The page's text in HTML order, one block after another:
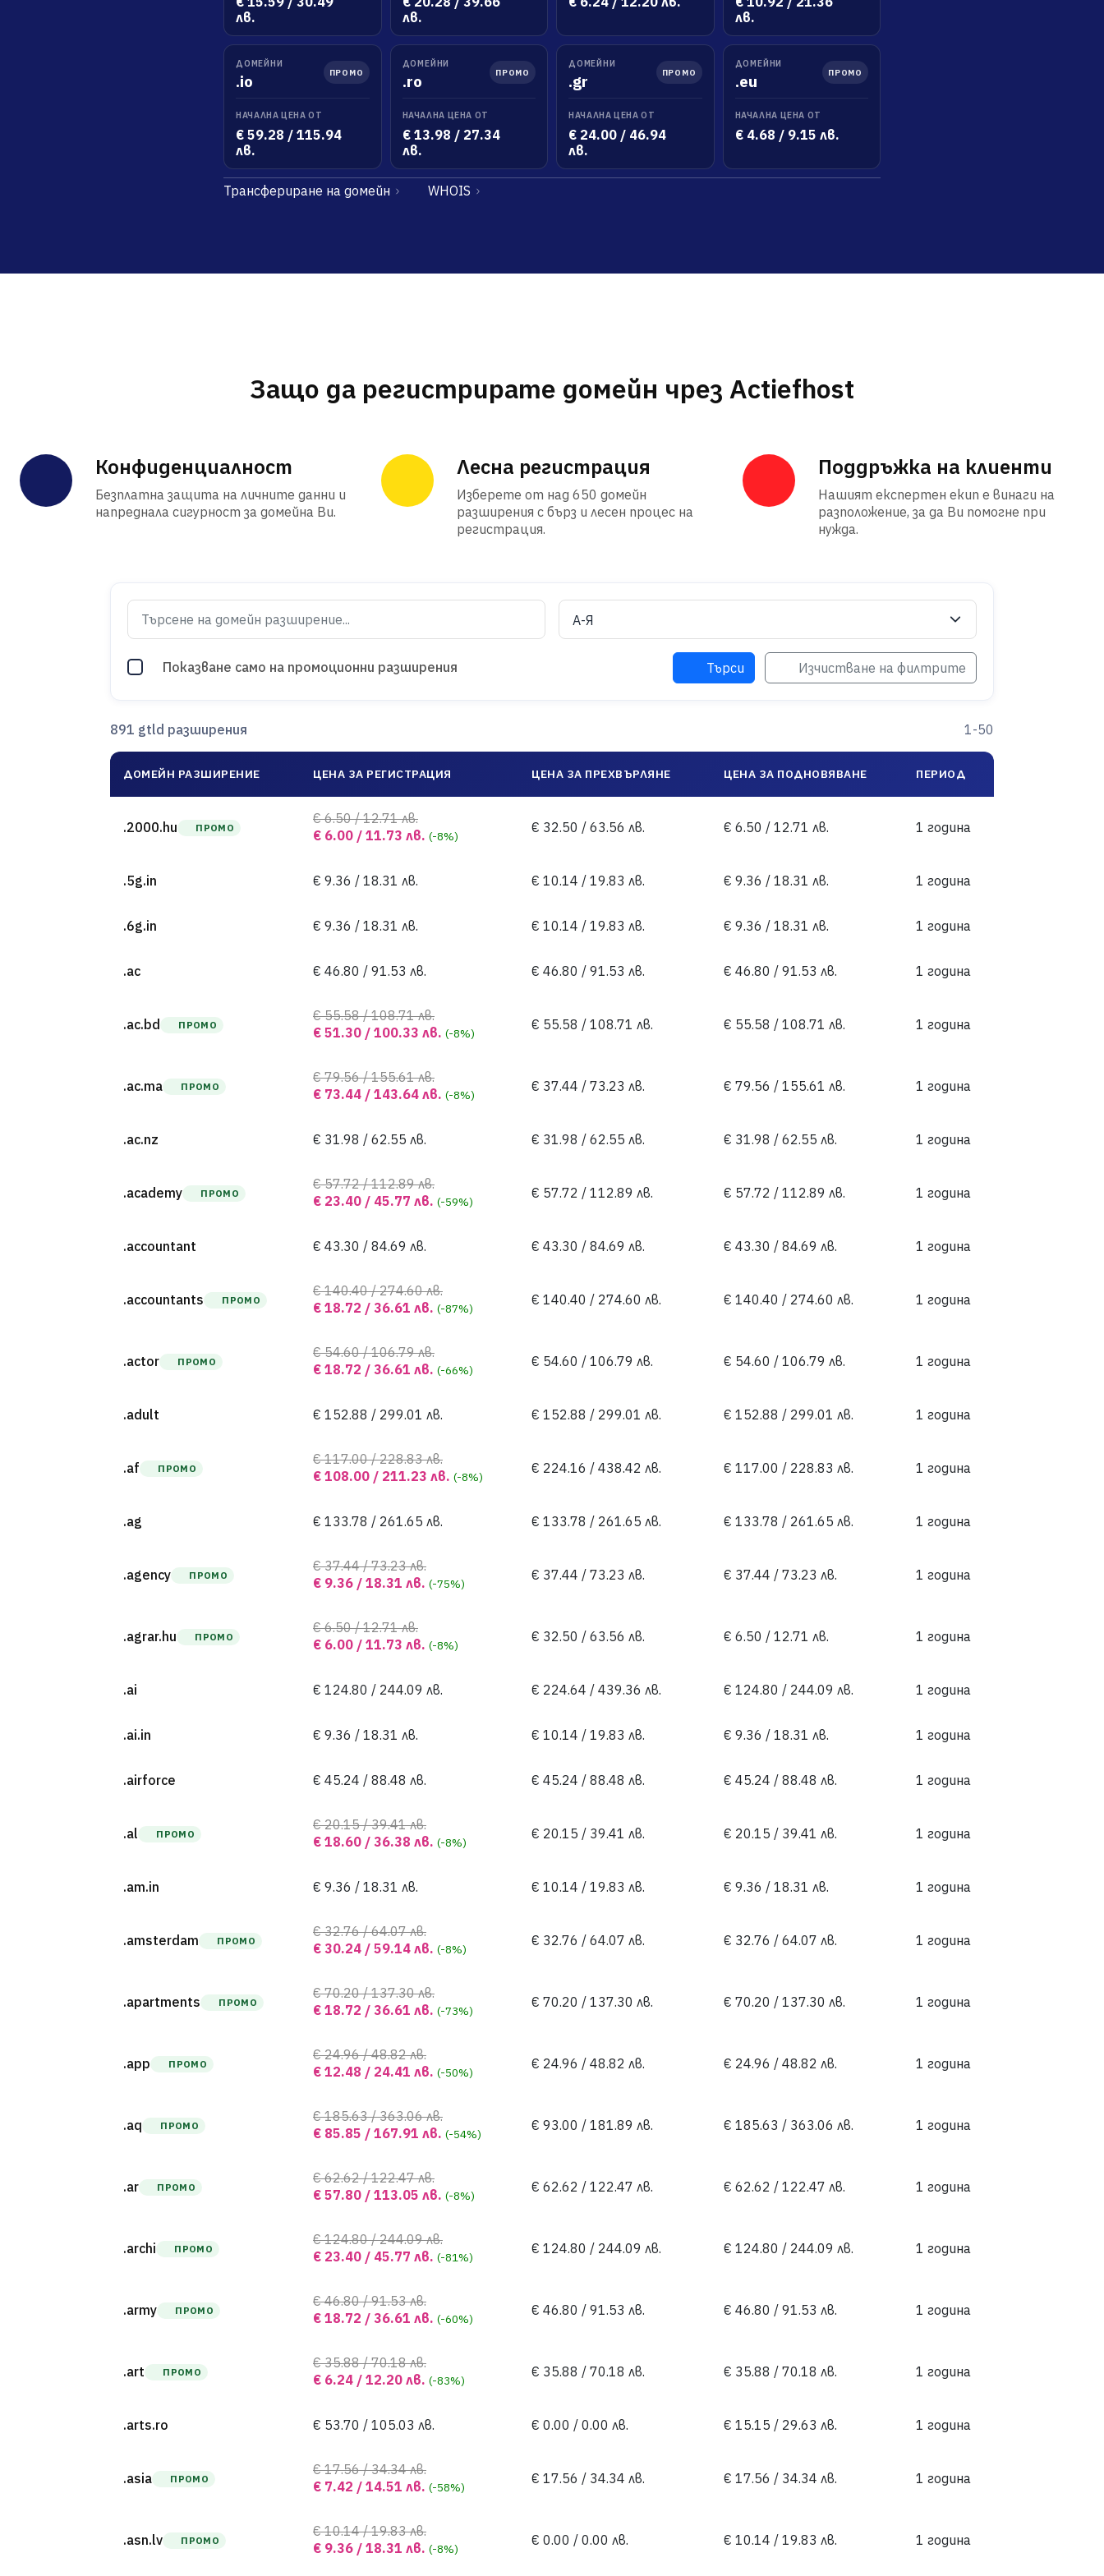
лв.
лв.
лв.
ДОМЕЙНИ
.io ПРОМО
НАЧАЛНА ЦЕНА ОТ
€ 59.28 / 115.94
лв.
ДОМЕЙНИ
.ro ПРОМО
НАЧАЛНА ЦЕНА ОТ
€ 13.98 / 27.34
лв.
ДОМЕЙНИ
.gr ПРОМО
НАЧАЛНА ЦЕНА ОТ
€ 24.00 / 46.94
лв.
ДОМЕЙНИ
.eu ПРОМО
НАЧАЛНА ЦЕНА ОТ
€ 4.68 / 9.15 лв.
Трансфериране на домейн WHOIS
Защо да регистрирате домейн чрез Actiefhost
Конфиденциалност
Безплатна защита на личните данни и
напреднала сигурност за домейна Ви.
Лесна регистрация
Изберете от над 650 домейн
разширения с бърз и лесен процес на
регистрация.
Поддръжка на клиенти
Нашият експертен екип е винаги на
разположение, за да Ви помогне при
нужда.
Показване само на промоционни разширения Търси Изчистване на филтрите
891 gtld разширения 1-50
ДОМЕЙН РАЗШИРЕНИЕ ЦЕНА ЗА РЕГИСТРАЦИЯ ЦЕНА ЗА ПРЕХВЪРЛЯНЕ ЦЕНА ЗА ПОДНОВЯВАНЕ ПЕРИОД
.2000.hu ПРОМО
€ 6.50 / 12.71 лв.
€ 6.00 / 11.73 лв. (-8%)
€ 32.50 / 63.56 лв. € 6.50 / 12.71 лв. 1 година
.5g.in € 9.36 / 18.31 лв. € 10.14 / 19.83 лв. € 9.36 / 18.31 лв. 1 година
.6g.in € 9.36 / 18.31 лв. € 10.14 / 19.83 лв. € 9.36 / 18.31 лв. 1 година
.ac € 46.80 / 91.53 лв. € 46.80 / 91.53 лв. € 46.80 / 91.53 лв. 1 година
.ac.bd ПРОМО
€ 55.58 / 108.71 лв.
€ 51.30 / 100.33 лв. (-8%)
€ 55.58 / 108.71 лв. € 55.58 / 108.71 лв. 1 година
.ac.ma ПРОМО
€ 79.56 / 155.61 лв.
€ 73.44 / 143.64 лв. (-8%)
€ 37.44 / 73.23 лв. € 79.56 / 155.61 лв. 1 година
.ac.nz € 31.98 / 62.55 лв. € 31.98 / 62.55 лв. € 31.98 / 62.55 лв. 1 година
.academy ПРОМО
€ 57.72 / 112.89 лв.
€ 23.40 / 45.77 лв. (-59%)
€ 57.72 / 112.89 лв. € 57.72 / 112.89 лв. 1 година
.accountant € 43.30 / 84.69 лв. € 43.30 / 84.69 лв. € 43.30 / 84.69 лв. 1 година
.accountants ПРОМО
€ 140.40 / 274.60 лв.
€ 18.72 / 36.61 лв. (-87%)
€ 140.40 / 274.60 лв. € 140.40 / 274.60 лв. 1 година
.actor ПРОМО
€ 54.60 / 106.79 лв.
€ 18.72 / 36.61 лв. (-66%)
€ 54.60 / 106.79 лв. € 54.60 / 106.79 лв. 1 година
.adult € 152.88 / 299.01 лв. € 152.88 / 299.01 лв. € 152.88 / 299.01 лв. 1 година
.af ПРОМО
€ 117.00 / 228.83 лв.
€ 108.00 / 211.23 лв. (-8%)
€ 224.16 / 438.42 лв. € 117.00 / 228.83 лв. 1 година
.ag € 133.78 / 261.65 лв. € 133.78 / 261.65 лв. € 133.78 / 261.65 лв. 1 година
.agency ПРОМО
€ 37.44 / 73.23 лв.
€ 9.36 / 18.31 лв. (-75%)
€ 37.44 / 73.23 лв. € 37.44 / 73.23 лв. 1 година
.agrar.hu ПРОМО
€ 6.50 / 12.71 лв.
€ 6.00 / 11.73 лв. (-8%)
€ 32.50 / 63.56 лв. € 6.50 / 12.71 лв. 1 година
.ai € 124.80 / 244.09 лв. € 224.64 / 439.36 лв. € 124.80 / 244.09 лв. 1 година
.ai.in € 9.36 / 18.31 лв. € 10.14 / 19.83 лв. € 9.36 / 18.31 лв. 1 година
.airforce € 45.24 / 88.48 лв. € 45.24 / 88.48 лв. € 45.24 / 88.48 лв. 1 година
.al ПРОМО
€ 20.15 / 39.41 лв.
€ 18.60 / 36.38 лв. (-8%)
€ 20.15 / 39.41 лв. € 20.15 / 39.41 лв. 1 година
.am.in € 9.36 / 18.31 лв. € 10.14 / 19.83 лв. € 9.36 / 18.31 лв. 1 година
.amsterdam ПРОМО
€ 32.76 / 64.07 лв.
€ 30.24 / 59.14 лв. (-8%)
€ 32.76 / 64.07 лв. € 32.76 / 64.07 лв. 1 година
.apartments ПРОМО
€ 70.20 / 137.30 лв.
€ 18.72 / 36.61 лв. (-73%)
€ 70.20 / 137.30 лв. € 70.20 / 137.30 лв. 1 година
.app ПРОМО
€ 24.96 / 48.82 лв.
€ 12.48 / 24.41 лв. (-50%)
€ 24.96 / 48.82 лв. € 24.96 / 48.82 лв. 1 година
.aq ПРОМО
€ 185.63 / 363.06 лв.
€ 85.85 / 167.91 лв. (-54%)
€ 93.00 / 181.89 лв. € 185.63 / 363.06 лв. 1 година
.ar ПРОМО
€ 62.62 / 122.47 лв.
€ 57.80 / 113.05 лв. (-8%)
€ 62.62 / 122.47 лв. € 62.62 / 122.47 лв. 1 година
.archi ПРОМО
€ 124.80 / 244.09 лв.
€ 23.40 / 45.77 лв. (-81%)
€ 124.80 / 244.09 лв. € 124.80 / 244.09 лв. 1 година
.army ПРОМО
€ 46.80 / 91.53 лв.
€ 18.72 / 36.61 лв. (-60%)
€ 46.80 / 91.53 лв. € 46.80 / 91.53 лв. 1 година
.art ПРОМО
€ 35.88 / 70.18 лв.
€ 6.24 / 12.20 лв. (-83%)
€ 35.88 / 70.18 лв. € 35.88 / 70.18 лв. 1 година
.arts.ro € 53.70 / 105.03 лв. € 0.00 / 0.00 лв. € 15.15 / 29.63 лв. 1 година
.asia ПРОМО
€ 17.56 / 34.34 лв.
€ 7.42 / 14.51 лв. (-58%)
€ 17.56 / 34.34 лв. € 17.56 / 34.34 лв. 1 година
.asn.lv ПРОМО
€ 10.14 / 19.83 лв.
€ 9.36 / 18.31 лв. (-8%)
€ 0.00 / 0.00 лв. € 10.14 / 19.83 лв. 1 година